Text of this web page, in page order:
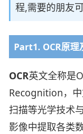
程,需要的朋友
Part1. OCR原理
OCR英文全称是
Recognition，
扫描等光学技术
影像中提取各类